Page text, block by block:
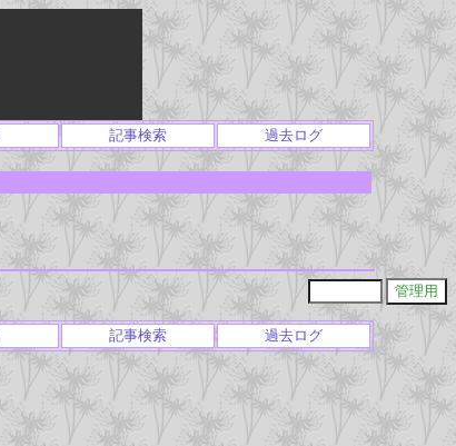
記事検索 過去ログ
記事検索 過去ログ